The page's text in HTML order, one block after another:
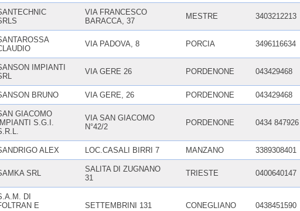
VIA FRANCESCO
BARACCA, 37
MESTRE 3403212213
VIA PADOVA, 8 PORCIA 3496116634
IMPIANTI
VIA GERE 26 PORDENONE 043429468
BRUNO VIA GERE, 26 PORDENONE 043429468
GIACOMO
IMPIANTI S.G.I.
VIA SAN GIACOMO
N°42/2
PORDENONE 0434 847926
ALEX LOC.CASALI BIRRI 7 MANZANO 3389308401
SRL
SALITA DI ZUGNANO
31
TRIESTE 0400640147
DI
E
SETTEMBRINI 131 CONEGLIANO 0438451590